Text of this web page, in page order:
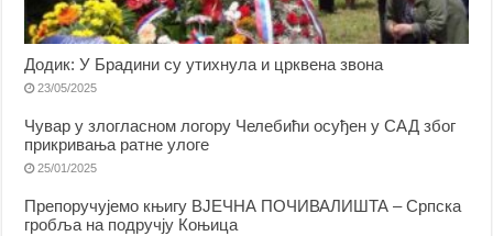
Додик: У Брадини су утихнула и црквена звона
23/05/2025
Чувар у злогласном логору Челебићи осуђен у САД због
прикривања ратне улоге
25/01/2025
Препоручујемо књигу ВЈЕЧНА ПОЧИВАЛИШТА – Српска
гробља на подручју Коњица